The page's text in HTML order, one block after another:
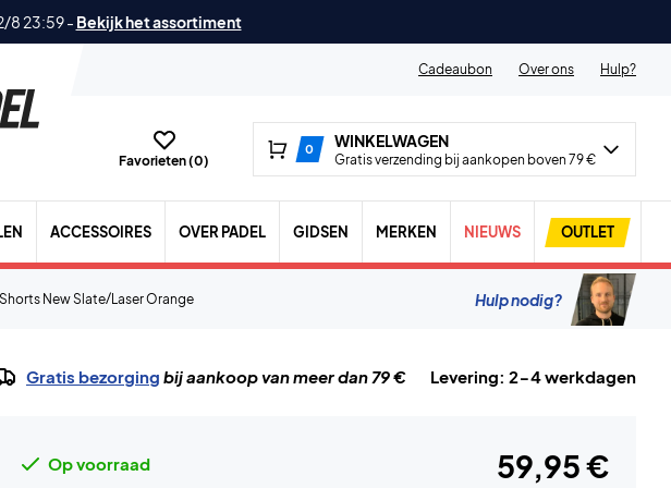
8 23:59- Bekijk het assortiment
Cadeaubon Over ons Hulp?
Favorieten (0)
0 WINKELWAGEN
Gratis verzending bij aankopen boven 79 €
ACCESSOIRES OVER PADEL GIDSEN MERKEN NIEUWS OUTLET
New Slate/Laser Orange Hulp nodig?
Gratis bezorging bij aankoop van meer dan 79 € Levering: 2-4 werkdagen
Op voorraad 59,95 €